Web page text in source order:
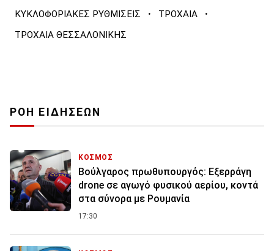
ΚΥΚΛΟΦΟΡΙΑΚΕΣ ΡΥΘΜΙΣΕΙΣ · ΤΡΟΧΑΙΑ ·
ΤΡΟΧΑΙΑ ΘΕΣΣΑΛΟΝΙΚΗΣ
ΡΟΗ ΕΙΔΗΣΕΩΝ
ΚΟΣΜΟΣ
Βούλγαρος πρωθυπουργός: Εξερράγη
drone σε αγωγό φυσικού αερίου, κοντά
στα σύνορα με Ρουμανία
17:30